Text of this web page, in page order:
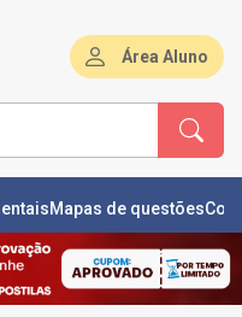
Área Aluno
Mapas de questões